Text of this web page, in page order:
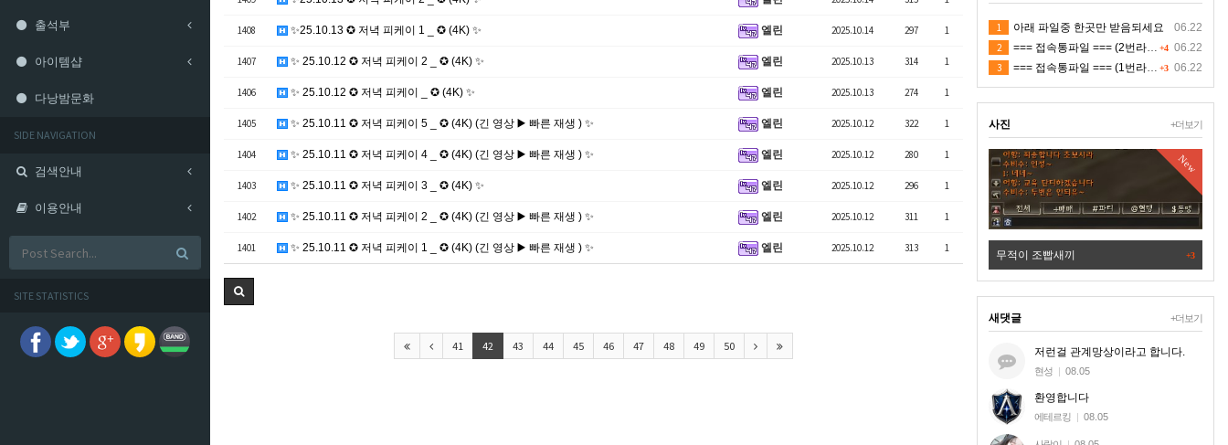
출석부
아이템샵
다낭밤문화
SIDE NAVIGATION
검색안내
이용안내
SITE STATISTICS
1408 ✨25.10.13 ✪ 저녁 피케이 1 _ ✪ (4K) ✨ 엘린 2025.10.14 297 1
1407 ✨ 25.10.12 ✪ 저녁 피케이 2 _ ✪ (4K) ✨ 엘린 2025.10.13 314 1
1406 ✨ 25.10.12 ✪ 저녁 피케이 _ ✪ (4K) ✨ 엘린 2025.10.13 274 1
1405 ✨ 25.10.11 ✪ 저녁 피케이 5 _ ✪ (4K) (긴 영상 ▶️ 빠른 재생 ) ✨ 엘린 2025.10.12 322 1
1404 ✨ 25.10.11 ✪ 저녁 피케이 4 _ ✪ (4K) (긴 영상 ▶️ 빠른 재생 ) ✨ 엘린 2025.10.12 280 1
1403 ✨ 25.10.11 ✪ 저녁 피케이 3 _ ✪ (4K) ✨ 엘린 2025.10.12 296 1
1402 ✨ 25.10.11 ✪ 저녁 피케이 2 _ ✪ (4K) (긴 영상 ▶️ 빠른 재생 ) ✨ 엘린 2025.10.12 311 1
1401 ✨ 25.10.11 ✪ 저녁 피케이 1 _ ✪ (4K) (긴 영상 ▶️ 빠른 재생 ) ✨ 엘린 2025.10.12 313 1
41 42 43 44 45 46 47 48 49 50
06.22
1 아래 파일중 한곳만 받음되세요
+4 06.22
2 === 접속통파일 === (2번라인)
+3 06.22
3 === 접속통파일 === (1번라인)
+더보기
사진
New
신고합니다
New
+3
무적이 조빱새끼
+더보기
새댓글
저런걸 관계망상이라고 합니다.
현성 | 08.05
환영합니다
에테르킹 | 08.05